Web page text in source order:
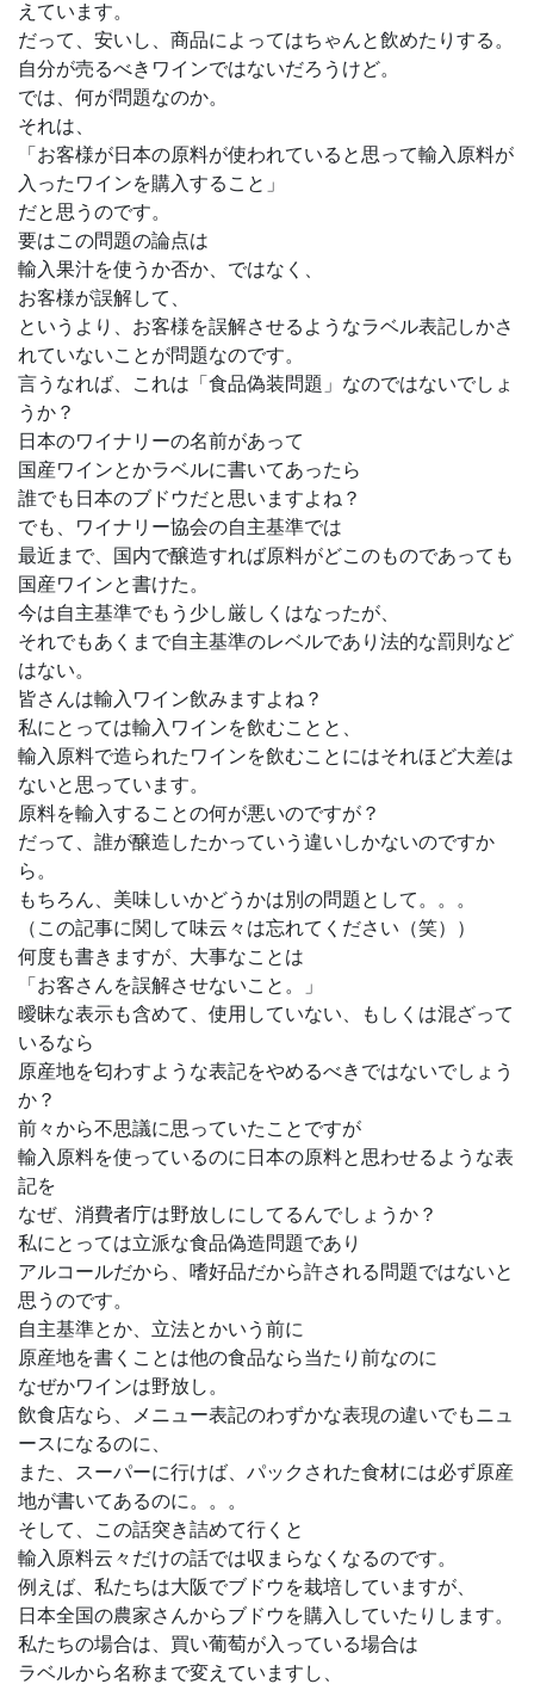
えています。
だって、安いし、商品によってはちゃんと飲めたりする。
自分が売るべきワインではないだろうけど。
では、何が問題なのか。
それは、
「お客様が日本の原料が使われていると思って輸入原料が
入ったワインを購入すること」
だと思うのです。
要はこの問題の論点は
輸入果汁を使うか否か、ではなく、
お客様が誤解して、
というより、お客様を誤解させるようなラベル表記しかさ
れていないことが問題なのです。
言うなれば、これは「食品偽装問題」なのではないでしょ
うか？
日本のワイナリーの名前があって
国産ワインとかラベルに書いてあったら
誰でも日本のブドウだと思いますよね？
でも、ワイナリー協会の自主基準では
最近まで、国内で醸造すれば原料がどこのものであっても
国産ワインと書けた。
今は自主基準でもう少し厳しくはなったが、
それでもあくまで自主基準のレベルであり法的な罰則など
はない。
皆さんは輸入ワイン飲みますよね？
私にとっては輸入ワインを飲むことと、
輸入原料で造られたワインを飲むことにはそれほど大差は
ないと思っています。
原料を輸入することの何が悪いのですが？
だって、誰が醸造したかっていう違いしかないのですか
ら。
もちろん、美味しいかどうかは別の問題として。。。
（この記事に関して味云々は忘れてください（笑））
何度も書きますが、大事なことは
「お客さんを誤解させないこと。」
曖昧な表示も含めて、使用していない、もしくは混ざって
いるなら
原産地を匂わすような表記をやめるべきではないでしょう
か？
前々から不思議に思っていたことですが
輸入原料を使っているのに日本の原料と思わせるような表
記を
なぜ、消費者庁は野放しにしてるんでしょうか？
私にとっては立派な食品偽造問題であり
アルコールだから、嗜好品だから許される問題ではないと
思うのです。
自主基準とか、立法とかいう前に
原産地を書くことは他の食品なら当たり前なのに
なぜかワインは野放し。
飲食店なら、メニュー表記のわずかな表現の違いでもニュ
ースになるのに、
また、スーパーに行けば、パックされた食材には必ず原産
地が書いてあるのに。。。
そして、この話突き詰めて行くと
輸入原料云々だけの話では収まらなくなるのです。
例えば、私たちは大阪でブドウを栽培していますが、
日本全国の農家さんからブドウを購入していたりします。
私たちの場合は、買い葡萄が入っている場合は
ラベルから名称まで変えていますし、